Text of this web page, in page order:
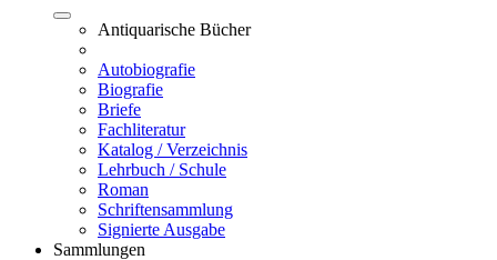
Antiquarische Bücher
Autobiografie
Biografie
Briefe
Fachliteratur
Katalog / Verzeichnis
Lehrbuch / Schule
Roman
Schriftensammlung
Signierte Ausgabe
Sammlungen